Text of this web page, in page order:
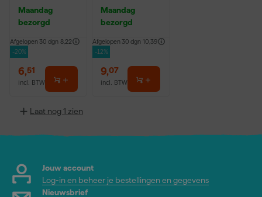
Maandag
bezorgd
Afgelopen 30 dgn 8,22
-20%
6,51
incl. BTW
2,7 x 20m
Maandag
bezorgd
Afgelopen 30 dgn 10,39
-12%
9,07
incl. BTW
Laat nog 1 zien
Jouw account
Log-in en beheer je bestellingen en gegevens
Nieuwsbrief